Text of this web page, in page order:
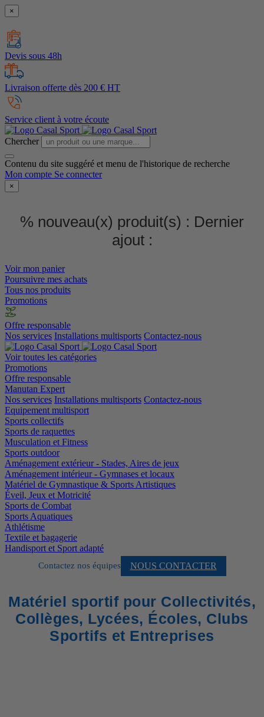
×
Devis sous 48h
Livraison offerte dès 200 € HT
Service client à votre écoute
Chercher
Contenu du site suggéré et menu de l'historique de recherche
Mon compte Se connecter
×
% nouveau(x) produit(s) : Dernier
ajout :
Voir mon panier
Poursuivre mes achats
Tous nos produits
Promotions
Offre responsable
Nos services Installations multisports Contactez-nous
Voir toutes les catégories
Promotions
Offre responsable
Manutan Expert
Nos services Installations multisports Contactez-nous
Equipement multisport
Sports collectifs
Sports de raquettes
Musculation et Fitness
Sports outdoor
Aménagement extérieur - Stades, Aires de jeux
Aménagement intérieur - Gymnases et locaux
Matériel de Gymnastique & Sports Artistiques
Éveil, Jeux et Motricité
Sports de Combat
Sports Aquatiques
Athlétisme
Textile et bagagerie
Handisport et Sport adapté
Contactez nos équipes NOUS CONTACTER
Matériel sportif pour Collectivités,
Collèges, Lycées, Écoles, Clubs
Sportifs et Entreprises